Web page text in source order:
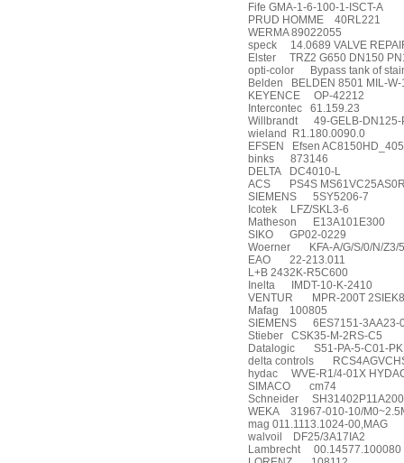
Fife GMA-1-6-100-1-ISCT-A
PRUD HOMME
40RL221
WERMA 89022055
speck
14.0689 VALVE
Elster
TRZ2 G650 DN150
opti-color
Bypass tank of
Belden
BELDEN 8501 MIL-
KEYENCE
OP-42212
Intercontec
61.159.23
Willbrandt
49-GELB-DN125-
wieland
R1.180.0090.0
EFSEN
Efsen
binks
873146
DELTA
DC4010-L
ACS
PS4S
SIEMENS
5SY5206-7
Icotek
LFZ/SKL3-6
Matheson
E13A101E300
SIKO
GP02-0229
Woerner
KFA-A/G/S/0/N/
EAO
22-213.011
L+B 2432K-R5C600
Inelta
IMDT-10-K-2410
VENTUR
MPR-200T
Mafag
100805
SIEMENS
6ES7151-3AA23-
Stieber
CSK35-M-2RS-C5
Datalogic
S51-PA-5-C01-PK
delta controls
hydac
WVE-R1/4-01X
SIMACO
cm74
Schneider
WEKA
31967-010-10/
mag 011.1113.1024-00,MAG
walvoil
DF25/3A17IA2
Lambrecht
00.14577.100080